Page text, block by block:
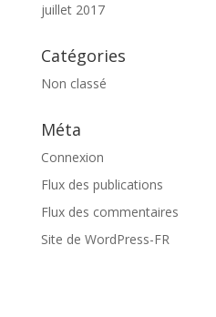
juillet 2017
Catégories
Non classé
Méta
Connexion
Flux des publications
Flux des commentaires
Site de WordPress-FR